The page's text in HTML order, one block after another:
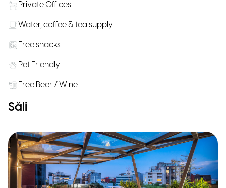
Private Offices
Water, coffee & tea supply
Free snacks
Pet Friendly
Free Beer / Wine
Săli